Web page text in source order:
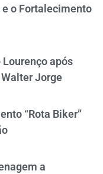
o Fortalecimento
após
Jorge
“Rota Biker”
a